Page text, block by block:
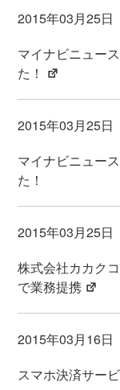
2015年03月25日
マイナビニュー
た！
2015年03月25日
マイナビニュー
た！
2015年03月25日
株式会社カカク
で業務提携
2015年03月16日
スマホ決済サー